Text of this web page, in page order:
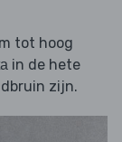
tot hoog
in de hete
zijn.